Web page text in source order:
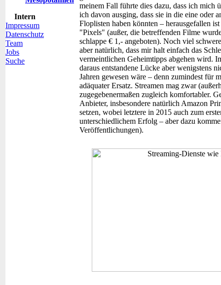
Intern
Impressum
Datenschutz
Team
Jobs
Suche
meinem Fall führte dies dazu, dass ich mich
ich davon ausging, dass sie in die eine oder
Floplisten haben könnten – herausgefallen
"Pixels" (außer, die betreffenden Filme
schlappe € 1,- angeboten). Noch viel
aber natürlich, dass mir halt einfach das
vermeintlichen Geheimtipps abgehen wird.
daraus entstandene Lücke aber wenigstens
Jahren gewesen wäre – denn zumindest für
adäquater Ersatz. Streamen mag zwar
zugegebenermaßen zugleich komfortabler.
Anbieter, insbesondere natürlich Amazon
setzen, wobei letztere in 2015 auch zum
unterschiedlichem Erfolg – aber dazu
Veröffentlichungen).